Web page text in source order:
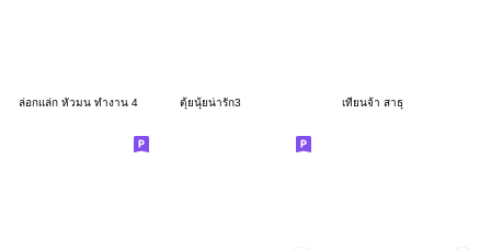
ล่อกแล่ก หัวมน ทำงาน 4 ตุ้ยนุ้ยน่ารัก3 เทียนจ้า สาธุ